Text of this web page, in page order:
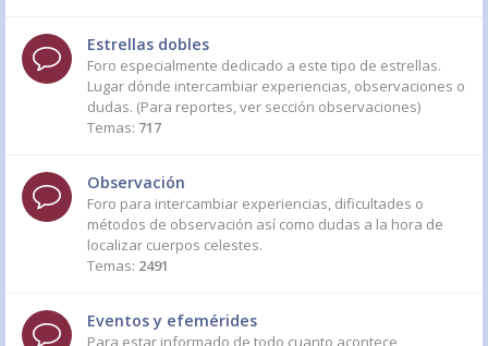
Estrellas dobles
Foro especialmente dedicado a este tipo de estrellas.
Lugar dónde intercambiar experiencias, observaciones o
dudas. (Para reportes, ver sección observaciones)
Temas: 717
Observación
Foro para intercambiar experiencias, dificultades o
métodos de observación así como dudas a la hora de
localizar cuerpos celestes.
Temas: 2491
Eventos y efemérides
Para estar informado de todo cuanto acontece,